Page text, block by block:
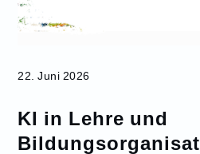
22. Juni 2026
KI in Lehre und